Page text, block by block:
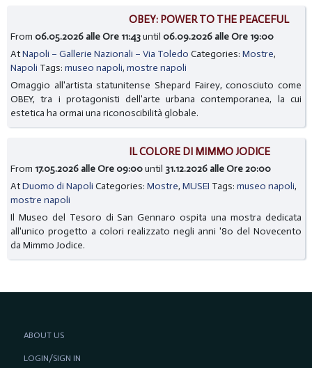
OBEY: POWER TO THE PEACEFUL
From06.05.2026 alle Ore 11:43until06.09.2026 alle Ore 19:00
AtNapoli – Gallerie Nazionali – Via Toledo Categories:Mostre,
Napoli Tags:museo napoli,mostre napoli
Omaggio all'artista statunitense Shepard Fairey, conosciuto come
OBEY, tra i protagonisti dell'arte urbana contemporanea, la cui
estetica ha ormai una riconoscibilità globale.
IL COLORE DI MIMMO JODICE
From17.05.2026 alle Ore 09:00until 31.12.2026 alle Ore 20:00
AtDuomo di Napoli Categories:Mostre,MUSEI Tags:museo napoli,
mostre napoli
Il Museo del Tesoro di San Gennaro ospita una mostra dedicata
all'unico progetto a colori realizzato negli anni '80 del Novecento
da Mimmo Jodice.
ABOUT US
LOGIN/SIGN IN